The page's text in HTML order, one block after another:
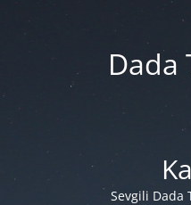
Dada
Sevgili Dada